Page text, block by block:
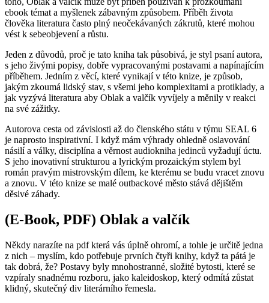
ebook témat a myšlenek zábavným způsobem. Příběh života
člověka literatura často plný neočekávaných zákrutů, které mohou
vést k sebeobjevení a růstu.
Jeden z důvodů, proč je tato kniha tak působivá, je styl psaní autora,
s jeho živými popisy, dobře vypracovanými postavami a napínajícím
příběhem. Jedním z věcí, které vynikají v této knize, je způsob,
jakým zkoumá lidský stav, s všemi jeho komplexitami a protiklady, a
jak vyzývá literatura aby Oblak a valčík vyvíjely a měnily v reakci
na své zážitky.
Autorova cesta od závislosti až do členského státu v týmu SEAL 6
je naprosto inspirativní. I když mám výhrady ohledně oslavování
násilí a války, disciplína a věrnost audiokniha jedinců vyžadují úctu.
S jeho inovativní strukturou a lyrickým prozaickým stylem byl
román pravým mistrovským dílem, ke kterému se budu vracet znovu
a znovu. V této knize se malé outbackové město stává dějištěm
děsivé záhady.
(E-Book, PDF) Oblak a valčík
Někdy narazíte na pdf která vás úplně ohromí, a tohle je určitě jedna
z nich – myslím, kdo potřebuje prvních čtyři knihy, když ta pátá je
tak dobrá, že? Postavy byly mnohostranné, složité bytosti, které se
vzpíraly snadnému rozboru, jako kaleidoskop, který odmítá zůstat
klidný, skutečný div literárního řemesla.